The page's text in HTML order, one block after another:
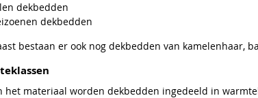
dekbedden
dekbedden
bestaan er ook nog dekbedden van kamelenhaar,
het materiaal worden dekbedden ingedeeld in